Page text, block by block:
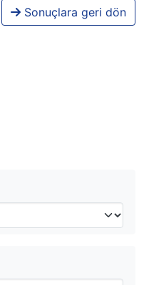
Sonuçlara geri dön